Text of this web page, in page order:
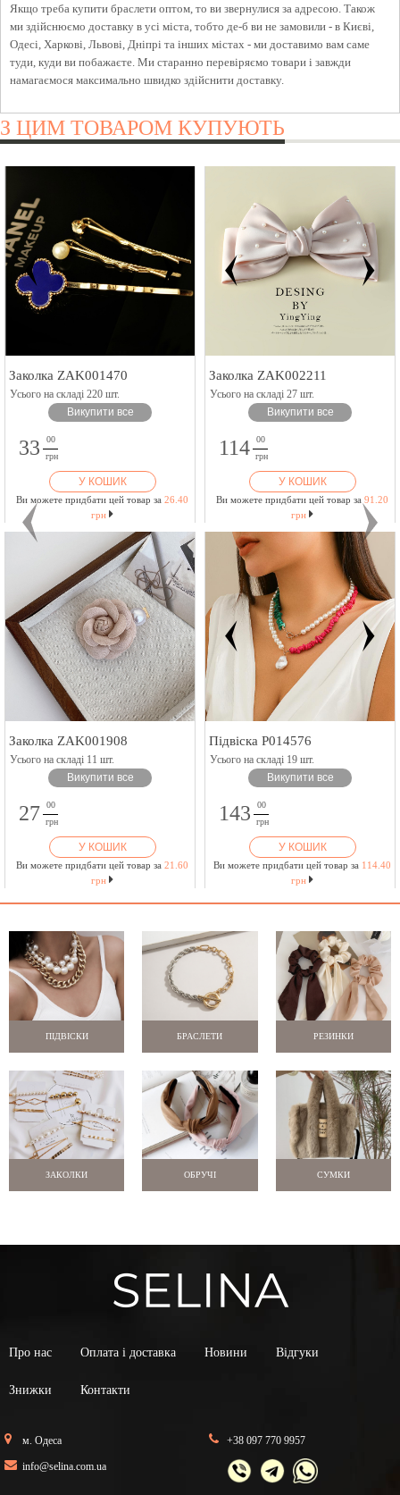
Якщо треба купити браслети оптом, то ви звернулися за адресою. Також
ми здійснюємо доставку в усі міста, тобто де-б ви не замовили - в Києві,
Одесі, Харкові, Львові, Дніпрі та інших містах - ми доставимо вам саме
туди, куди ви побажаєте. Ми старанно перевіряємо товари і завжди
намагаємося максимально швидко здійснити доставку.
З ЦИМ ТОВАРОМ КУПУЮТЬ
Заколка ZAK001470
Усього на складі 220 шт.
Викупити все
33
00
грн
У КОШИК
Ви можете придбати цей товар за 26.40
грн
Заколка ZAK002211
Усього на складі 27 шт.
Викупити все
114
00
грн
У КОШИК
Ви можете придбати цей товар за 91.20
грн
Заколка ZAK001908
Усього на складі 11 шт.
Викупити все
27
00
грн
У КОШИК
Ви можете придбати цей товар за 21.60
грн
Підвіска P014576
Усього на складі 19 шт.
Викупити все
143
00
грн
У КОШИК
Ви можете придбати цей товар за 114.40
грн
ПІДВІСКИ БРАСЛЕТИ РЕЗИНКИ
ЗАКОЛКИ ОБРУЧІ СУМКИ
Про нас Оплата і доставка Новини Відгуки
Знижки Контакти
м. Одеса
info@selina.com.ua
+38 097 770 9957